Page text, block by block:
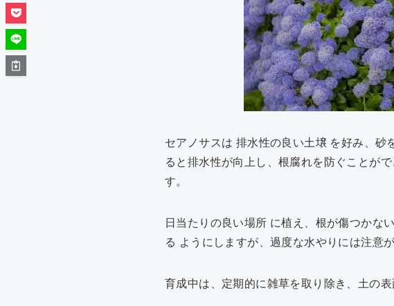
セアノサスは 排水性の良い土壌 を好み、
ると排水性が向上し、根腐れを防ぐことが
す。
日当たりの良い場所 に植え、根が傷つかな
る ようにしますが、過度な水やりには注意
育成中は、定期的に雑草を取り除き、土の